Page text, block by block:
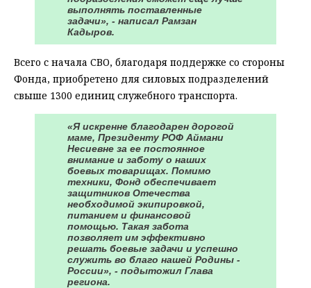
выполнять поставленные
задачи», - написал Рамзан
Кадыров.
Всего с начала СВО, благодаря поддержке со стороны
Фонда, приобретено для силовых подразделений
свыше 1300 единиц служебного транспорта.
«Я искренне благодарен дорогой
маме, Президенту РОФ Аймани
Несиевне за ее постоянное
внимание и заботу о наших
боевых товарищах. Помимо
техники, Фонд обеспечивает
защитников Отечества
необходимой экипировкой,
питанием и финансовой
помощью. Такая забота
позволяет им эффективно
решать боевые задачи и успешно
служить во благо нашей Родины -
России», - подытожил Глава
региона.